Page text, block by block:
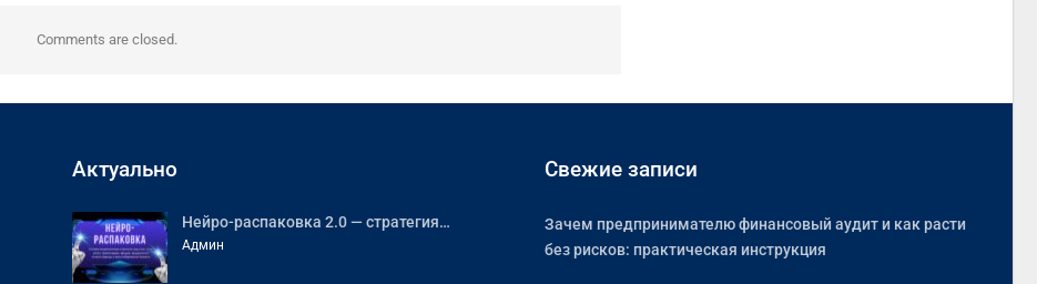
Comments are closed.
Актуально
Нейро-распаковка 2.0 — стратегия…
Админ
Свежие записи
Зачем предпринимателю финансовый аудит и как расти
без рисков: практическая инструкция